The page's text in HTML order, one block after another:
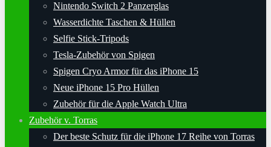
Nintendo Switch 2 Panzerglas
Wasserdichte Taschen & Hüllen
Selfie Stick-Tripods
Tesla-Zubehör von Spigen
Spigen Cryo Armor für das iPhone 15
Neue iPhone 15 Pro Hüllen
Zubehör für die Apple Watch Ultra
Zubehör v. Torras
Der beste Schutz für die iPhone 17 Reihe von Torras